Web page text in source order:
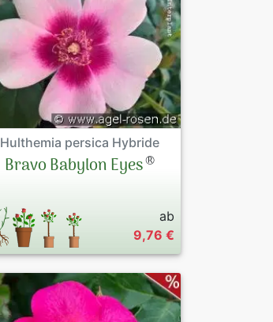
Hulthemia persica Hybride
Bravo Babylon Eyes®
ab
9,76 €